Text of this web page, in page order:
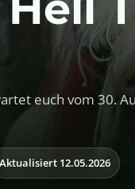
euch vom 30.
Aktualisiert 12.05.2026